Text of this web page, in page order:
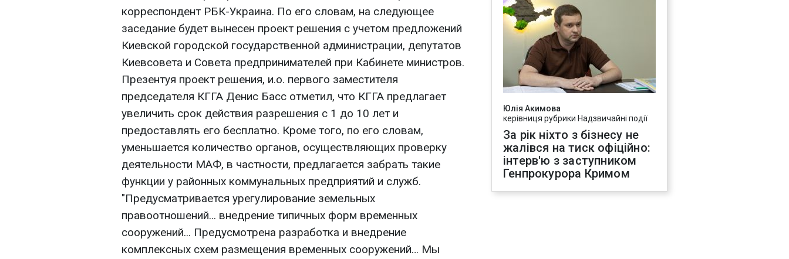
корреспондент РБК-Украина. По его словам, на следующее
заседание будет вынесен проект решения с учетом предложений
Киевской городской государственной администрации, депутатов
Киевсовета и Совета предпринимателей при Кабинете министров.
Презентуя проект решения, и.о. первого заместителя
председателя КГГА Денис Басс отметил, что КГГА предлагает
увеличить срок действия разрешения с 1 до 10 лет и
предоставлять его бесплатно. Кроме того, по его словам,
уменьшается количество органов, осуществляющих проверку
деятельности МАФ, в частности, предлагается забрать такие
функции у районных коммунальных предприятий и служб.
"Предусматривается урегулирование земельных
правоотношений… внедрение типичных форм временных
сооружений... Предусмотрена разработка и внедрение
комплексных схем размещения временных сооружений… Мы
Юлія Акимова
керівниця рубрики Надзвичайні події
За рік ніхто з бізнесу не
жалівся на тиск офіційно:
інтерв'ю з заступником
Генпрокурора Кримом